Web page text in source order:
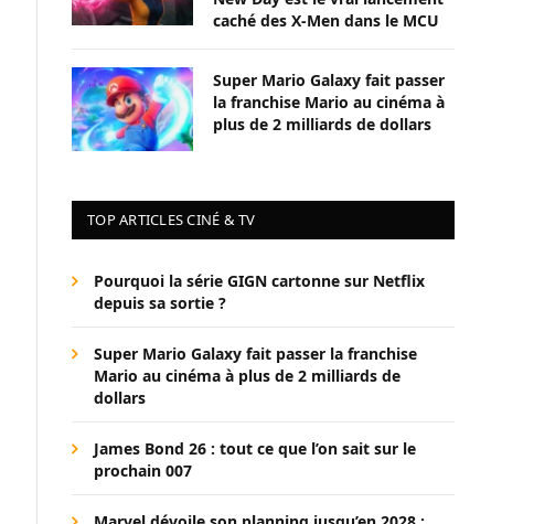
caché des X-Men dans le MCU
Super Mario Galaxy fait passer
la franchise Mario au cinéma à
plus de 2 milliards de dollars
TOP ARTICLES CINÉ & TV
Pourquoi la série GIGN cartonne sur Netflix
depuis sa sortie ?
Super Mario Galaxy fait passer la franchise
Mario au cinéma à plus de 2 milliards de
dollars
James Bond 26 : tout ce que l’on sait sur le
prochain 007